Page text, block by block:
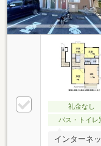
礼金なし
バス・トイレ
インターネ